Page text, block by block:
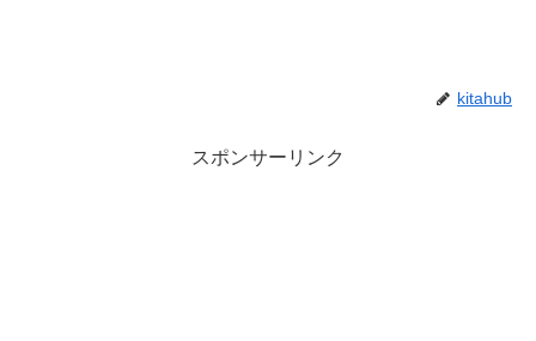
kitahub
スポンサーリンク